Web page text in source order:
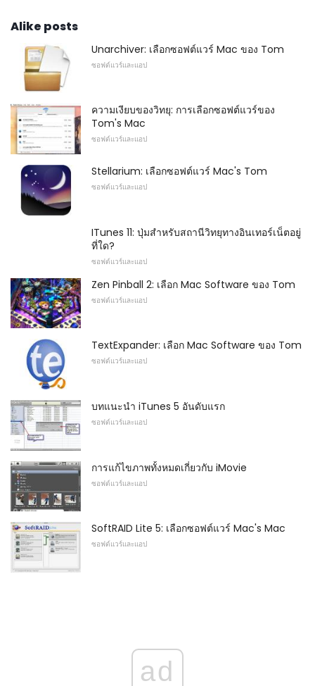
Alike posts
Unarchiver: เลือกซอฟต์แวร์ Mac ของ Tom
ซอฟต์แวร์และแอป
ความเงียบของวิทยุ: การเลือกซอฟต์แวร์ของ
Tom's Mac
ซอฟต์แวร์และแอป
Stellarium: เลือกซอฟต์แวร์ Mac's Tom
ซอฟต์แวร์และแอป
ITunes 11: ปุ่มสำหรับสถานีวิทยุทางอินเทอร์เน็ตอยู่
ที่ใด?
ซอฟต์แวร์และแอป
Zen Pinball 2: เลือก Mac Software ของ Tom
ซอฟต์แวร์และแอป
TextExpander: เลือก Mac Software ของ Tom
ซอฟต์แวร์และแอป
บทแนะนำ iTunes 5 อันดับแรก
ซอฟต์แวร์และแอป
การแก้ไขภาพทั้งหมดเกี่ยวกับ iMovie
ซอฟต์แวร์และแอป
SoftRAID Lite 5: เลือกซอฟต์แวร์ Mac's Mac
ซอฟต์แวร์และแอป
ad